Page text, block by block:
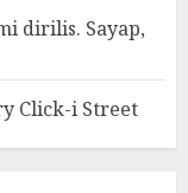
dirilis. Sayap,
Click-i Street